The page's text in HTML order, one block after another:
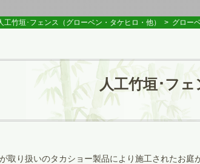
工竹垣･フェンス（グローベン・タケヒロ・他） > グロー
人工竹垣･フ
取り扱いのタカショー製品により施工されたお庭